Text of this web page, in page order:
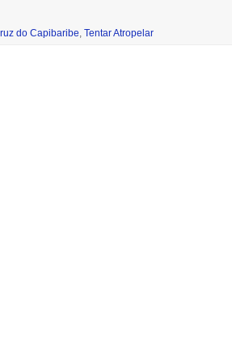
do Capibaribe Tentar Atropelar